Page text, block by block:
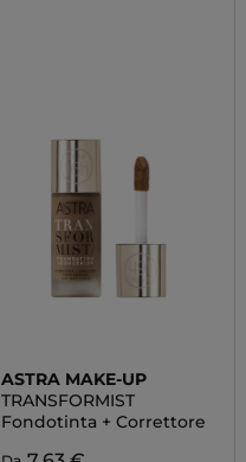
ASTRA MAKE-UP
TRANSFORMIST
Fondotinta + Correttore